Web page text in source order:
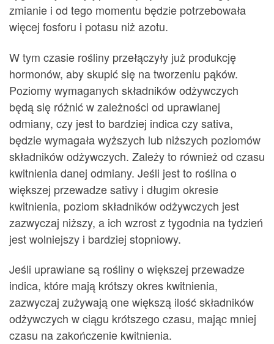
zmianie i od tego momentu będzie potrzebowała
więcej fosforu i potasu niż azotu.
W tym czasie rośliny przełączyły już produkcję
hormonów, aby skupić się na tworzeniu pąków.
Poziomy wymaganych składników odżywczych
będą się różnić w zależności od uprawianej
odmiany, czy jest to bardziej indica czy sativa,
będzie wymagała wyższych lub niższych poziomów
składników odżywczych. Zależy to również od czasu
kwitnienia danej odmiany. Jeśli jest to roślina o
większej przewadze sativy i długim okresie
kwitnienia, poziom składników odżywczych jest
zazwyczaj niższy, a ich wzrost z tygodnia na tydzień
jest wolniejszy i bardziej stopniowy.
Jeśli uprawiane są rośliny o większej przewadze
indica, które mają krótszy okres kwitnienia,
zazwyczaj zużywają one większą ilość składników
odżywczych w ciągu krótszego czasu, mając mniej
czasu na zakończenie kwitnienia.